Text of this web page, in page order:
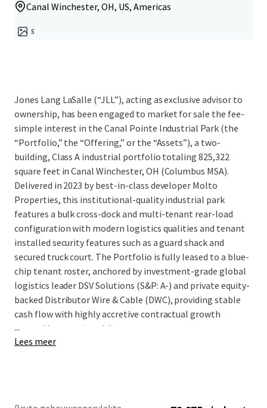
Canal Winchester, OH, US, Americas
5
Jones Lang LaSalle (“JLL”), acting as exclusive advisor to
ownership, has been engaged to market for sale the fee-
simple interest in the Canal Pointe Industrial Park (the
“Portfolio,” the “Offering,” or the “Assets”), a two-
building, Class A industrial portfolio totaling 825,322
square feet in Canal Winchester, OH (Columbus MSA).
Delivered in 2023 by best-in-class developer Molto
Properties, this institutional-quality industrial park
features a bulk cross-dock and multi-tenant rear-load
configuration with modern logistics qualities and tenant
installed security features such as a guard shack and
secured truck court. The Portfolio is fully leased to a blue-
chip tenant roster, anchored by investment-grade global
logistics leader DSV Solutions (S&P: A-) and private equity-
backed Distributor Wire & Cable (DWC), providing stable
cash flow with highly accretive contractual growth
secured by committed, long-term tenants.
...
Lees meer